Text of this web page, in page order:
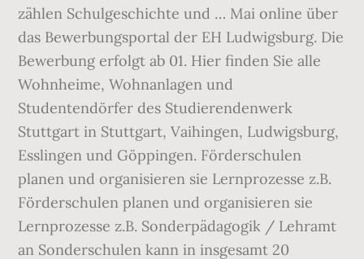
zählen Schulgeschichte und … Mai online über
das Bewerbungsportal der EH Ludwigsburg. Die
Bewerbung erfolgt ab 01. Hier finden Sie alle
Wohnheime, Wohnanlagen und
Studentendörfer des Studierendenwerk
Stuttgart in Stuttgart, Vaihingen, Ludwigsburg,
Esslingen und Göppingen. Förderschulen
planen und organisieren sie Lernprozesse z.B.
Förderschulen planen und organisieren sie
Lernprozesse z.B. Sonderpädagogik / Lehramt
an Sonderschulen kann in insgesamt 20